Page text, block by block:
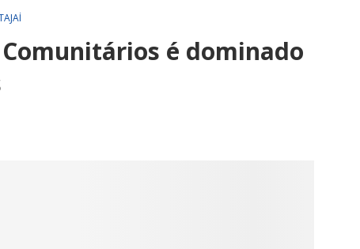
é dominado